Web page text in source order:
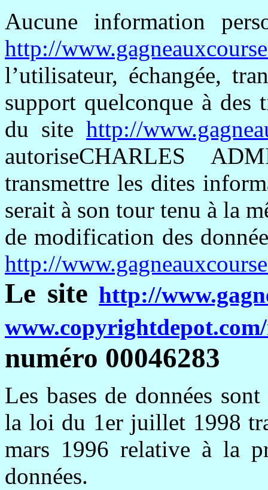
Aucune information
http://
l’utilisateur, échangée,
support quelconque à des
du site http://
autoriseCHARLES
transmettre les dites
serait à son tour tenu à la
de modification des
http://
Le site http://
numéro 00046283
Les bases de données
la loi du 1er juillet 1998
mars 1996 relative à la
données.